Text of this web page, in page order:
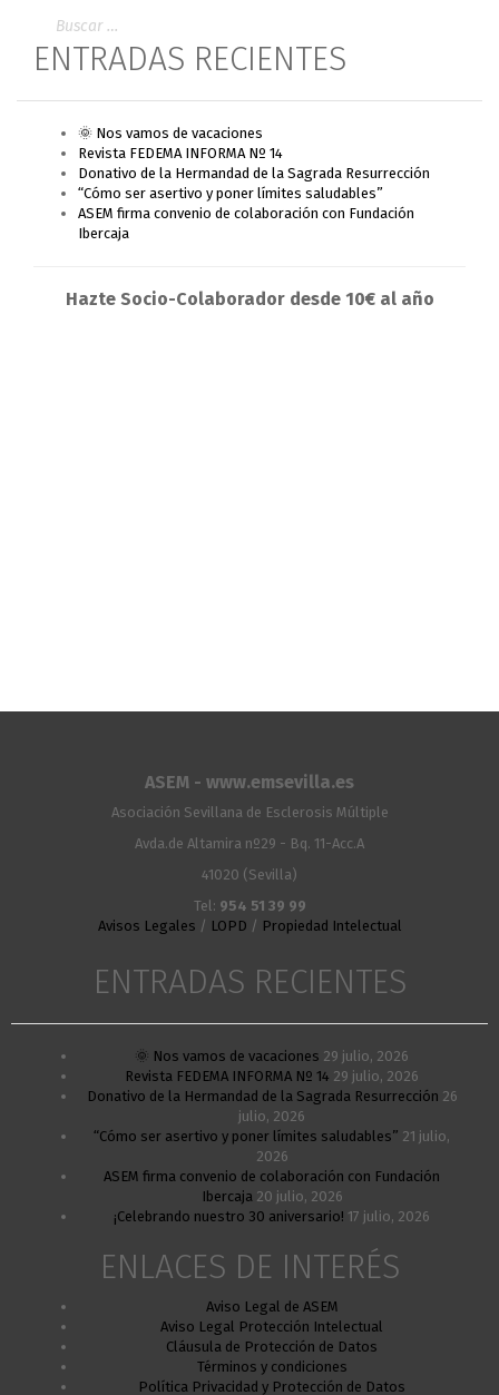
ENTRADAS RECIENTES
🌞 Nos vamos de vacaciones
Revista FEDEMA INFORMA Nº 14
Donativo de la Hermandad de la Sagrada Resurrección
“Cómo ser asertivo y poner límites saludables”
ASEM firma convenio de colaboración con Fundación
Ibercaja
Hazte Socio-Colaborador desde 10€ al año
ASEM - www.emsevilla.es
Asociación Sevillana de Esclerosis Múltiple
Avda.de Altamira nº29 - Bq. 11-Acc.A
41020 (Sevilla)
Tel: 954 51 39 99
Avisos Legales / LOPD / Propiedad Intelectual
ENTRADAS RECIENTES
🌞 Nos vamos de vacaciones 29 julio, 2026
Revista FEDEMA INFORMA Nº 14 29 julio, 2026
Donativo de la Hermandad de la Sagrada Resurrección 26
julio, 2026
“Cómo ser asertivo y poner límites saludables” 21 julio,
2026
ASEM firma convenio de colaboración con Fundación
Ibercaja 20 julio, 2026
¡Celebrando nuestro 30 aniversario! 17 julio, 2026
ENLACES DE INTERÉS
Aviso Legal de ASEM
Aviso Legal Protección Intelectual
Cláusula de Protección de Datos
Términos y condiciones
Política Privacidad y Protección de Datos